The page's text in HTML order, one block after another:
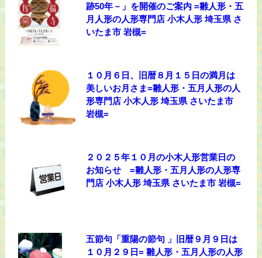
跡50年－」を開催のご案内 =雛人形・五
月人形の人形専門店 小木人形 埼玉県 さ
いたま市 岩槻=
１０月６日、旧暦８月１５日の満月は
美しいお月さま=雛人形・五月人形の人
形専門店 小木人形 埼玉県 さいたま市
岩槻=
２０２５年１０月の小木人形営業日の
お知らせ =雛人形・五月人形の人形専
門店 小木人形 埼玉県 さいたま市 岩槻=
五節句「重陽の節句 」旧暦９月９日は
１０月２９日= 雛人形・五月人形の人形